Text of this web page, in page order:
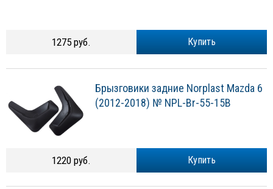
Купить
1275 руб.
Брызговики задние Norplast Mazda 6
(2012-2018) № NPL-Br-55-15B
Купить
1220 руб.